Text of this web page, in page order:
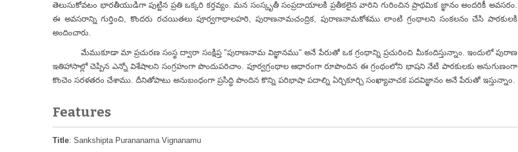
తెలుసుకోవటం భారతీయుడిగా పుట్టిన ప్రతి ఒక్కరి కర్తవ్యం. మన సంస్కృతీ సంప్రదాయాలకి ప్రతీకలైన వారిని గురించిన ప్రాథమిక జ్ఞానం అందరికీ అవసరం.
ఈ అవసరాన్ని గుర్తించి, కొందరు రచయితలు పూర్వగాథాలహరి, పురాణనామచంద్రిక, పురాణనామకోశము లాంటి గ్రంథాలని సంకలనం చేసి పాఠకులకి
అందించారు.
మేముకూడా మా ప్రచురణ సంస్థ ద్వారా సంక్షిప్త "పురాణనామ విజ్ఞానము" అనే పేరుతో ఒక గ్రంథాన్ని ప్రచురించి మీకందిస్తున్నాం. ఇందులో పురాణ
ఇతిహాసాల్లో చెప్పిన ఎన్నో విశేషాలని సంగ్రహంగా పొందుపరిచాం. పూర్వగ్రంథాల ఆధారంగా రూపొందిన ఈ గ్రంథంలోని భాషని నేటి పాఠకులకు అనుగుణంగా
కొంచెం సరళతరం చేశాము. దీనితోపాటు అనుబంధంగా ప్రసిద్ధి పొందిన కొన్ని పరిభాషా పదాల్ని ఏర్చికూర్చి సంఖ్యావాచక పదవిజ్ఞానం అనే పేరుతో ఇస్తున్నాం.
Features
Title: Sankshipta Purananama Vignanamu